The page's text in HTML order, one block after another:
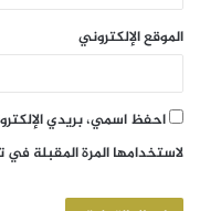
الموقع الإلكتروني
احفظ اسمي، بريدي
لاستخدامها المرة المقبلة